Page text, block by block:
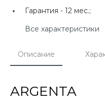
Гарантия - 12 мес.;
Все характеристики
Описание
ARGENTA